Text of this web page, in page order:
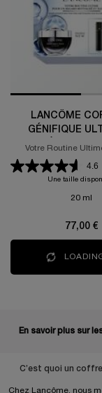
LANCÔME
GÉNIFIQUE
CRÈME YEUX
Votre Routine
Regard Revitalisé
4.6
Une taille
20 ml
77,00 €
En savoir plus sur
C’est quoi un
Chez Lancôme, nous